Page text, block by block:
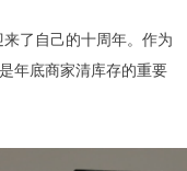
来了自己的十周年。作为
年底商家清库存的重要